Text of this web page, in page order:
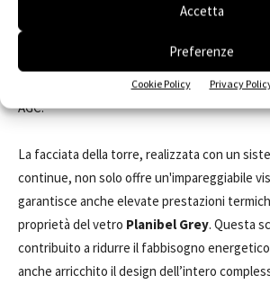
Accetta
Preferenze
Cookie Policy Privacy
quartiere L'Hospitalet de Llobregat a
progettata dallo studio
design contemporaneo e per l'uso di
abbinato al coatingStopray
AGC.
La facciata della torre, realizzata con un
continue, non solo offre un'impareggiabile
garantisce anche elevate prestazioni
proprietà del vetro Planibel Grey. Questa
contribuito a ridurre il fabbisogno energetico
anche arricchito il design dell’intero